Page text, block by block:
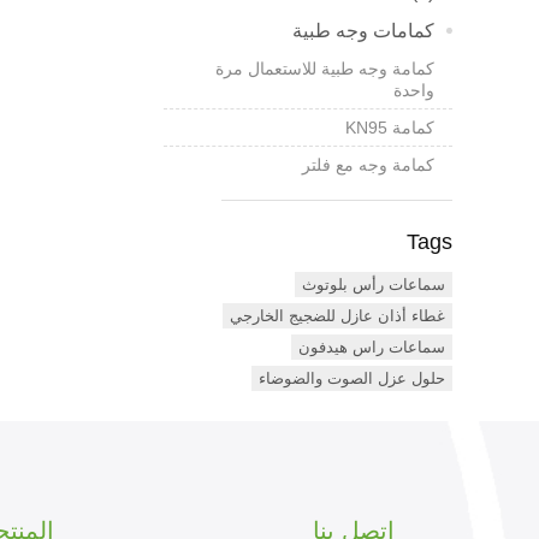
كمامات وجه طبية
كمامة وجه طبية للاستعمال مرة
واحدة
كمامة KN95
كمامة وجه مع فلتر
Tags
سماعات رأس بلوتوث
غطاء أذان عازل للضجيج الخارجي
سماعات راس هيدفون
حلول عزل الصوت والضوضاء
اتصل بنا